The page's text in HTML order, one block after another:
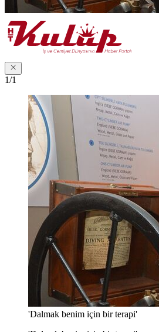
1/1
'Dalmak benim için bir terapi'